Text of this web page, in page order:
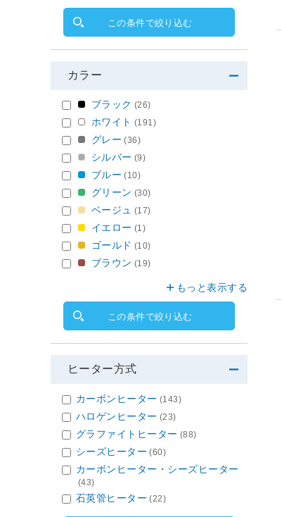
この条件で絞り込む
カラー
ブラック (26)
ホワイト (191)
グレー (36)
シルバー (9)
ブルー (10)
グリーン (30)
ベージュ (17)
イエロー (1)
ゴールド (10)
ブラウン (19)
もっと表示する
この条件で絞り込む
ヒーター方式
カーボンヒーター (143)
ハロゲンヒーター (23)
グラファイトヒーター (88)
シーズヒーター (60)
カーボンヒーター・シーズヒーター
(43)
石英管ヒーター (22)